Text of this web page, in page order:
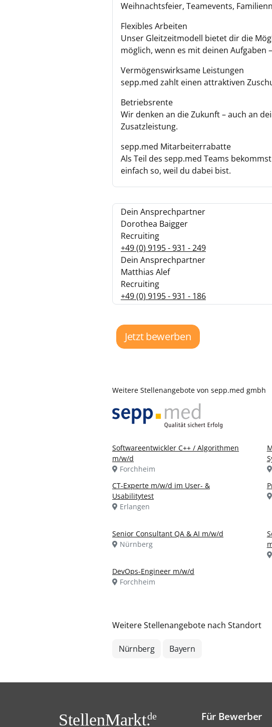
Weihnachtsfeier, Teamevents,
Flexibles Arbeiten
Unser Gleitzeitmodell bietet dir die
möglich, wenn es mit deinen
Vermögenswirksame Leistungen
sepp.med zahlt einen attraktiven
Betriebsrente
Wir denken an die Zukunft – auch an
Zusatzleistung.
sepp.med Mitarbeiterrabatte
Als Teil des sepp.med Teams
einfach so, weil du dabei bist.
Dein Ansprechpartner
Dorothea Baigger
Recruiting
+49 (0) 9195 - 931 - 249
Dein Ansprechpartner
Matthias Alef
Recruiting
+49 (0) 9195 - 931 - 186
Jetzt bewerben
Weitere Stellenangebote von sepp.med gmbh
Softwareentwickler C++ / Algorithmen
m/w/d
Forchheim
CT-Experte m/w/d im User- &
Usabilitytest
Erlangen
Senior Consultant QA & AI m/w/d
Nürnberg
DevOps-Engineer m/w/d
Forchheim
Weitere Stellenangebote nach Standort
Nürnberg Bayern
StellenMarkt.de Für Bewerber